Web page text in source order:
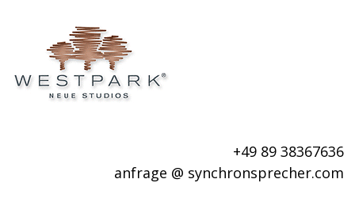
+49 89 38367636
anfrage @ synchronsprecher.com